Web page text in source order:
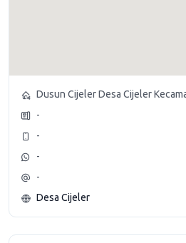
Dusun Cijeler Desa Cijeler
-
-
-
-
Desa Cijeler